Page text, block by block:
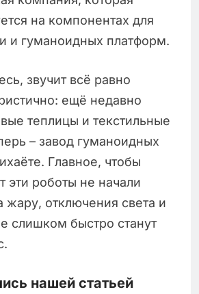
на компонентах для
и гуманоидных платформ.
звучит всё равно
ещё недавно
теплицы и текстильные
– завод гуманоидных
Главное, чтобы
эти роботы не начали
жару, отключения света и
слишком быстро станут
нашей статьей